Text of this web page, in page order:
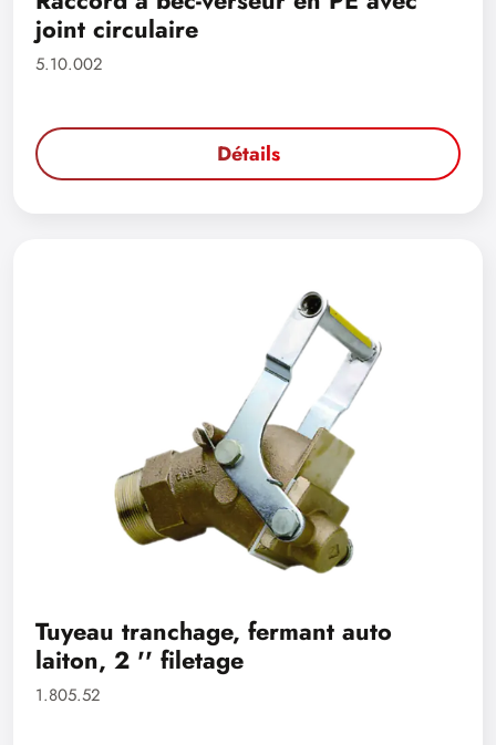
joint circulaire
5.10.002
Détails
Tuyeau tranchage, fermant auto
laiton, 2 '' filetage
1.805.52